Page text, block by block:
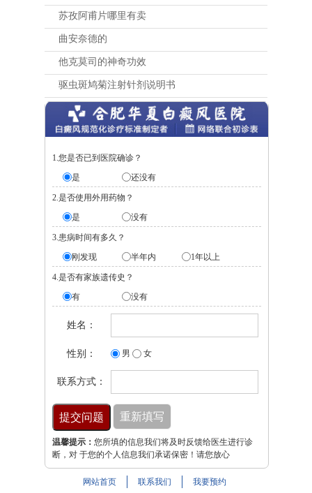
苏孜阿甫片哪里有卖
曲安奈德的
他克莫司的神奇功效
驱虫斑鸠菊注射针剂说明书
1.您是否已到医院确诊？
是
还没有
2.是否使用外用药物？
是
没有
3.患病时间有多久？
刚发现
半年内 1年以上
4.是否有家族遗传史？
有
没有
姓名：
性别： 男 女
联系方式：
温馨提示： 您所填的信息我们将及时反馈给医生进行诊
断，对 于您的个人信息我们承诺保密！请您放心
网站首页 联系我们 我要预约